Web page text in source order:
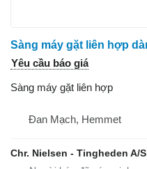
Yêu cầu báo giá
Sàng máy gặt liên hợp
Đan Mạch, Hemmet
Chr. Nielsen - Tingheden A/S